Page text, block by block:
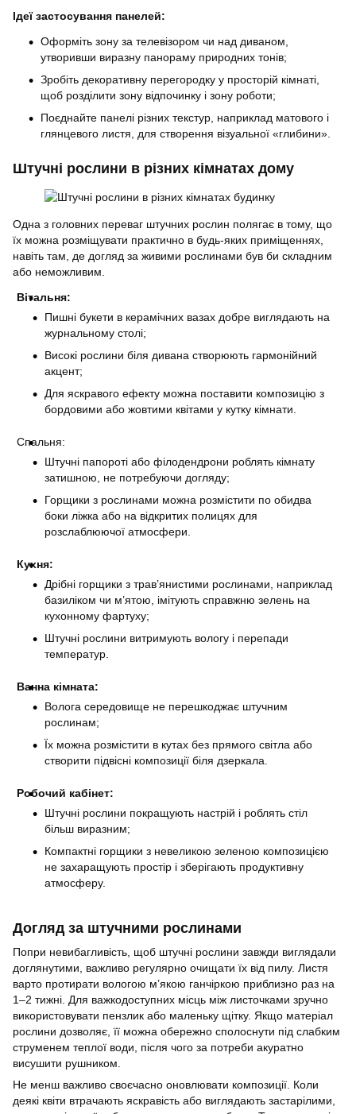
Ідеї застосування панелей:
Оформіть зону за телевізором чи над диваном,
утворивши виразну панораму природних тонів;
Зробіть декоративну перегородку у просторій кімнаті,
щоб розділити зону відпочинку і зону роботи;
Поєднайте панелі різних текстур, наприклад матового і
глянцевого листя, для створення візуальної «глибини».
Штучні рослини в різних кімнатах дому
Одна з головних переваг штучних рослин полягає в тому, що
їх можна розміщувати практично в будь-яких приміщеннях,
навіть там, де догляд за живими рослинами був би складним
або неможливим.
Вітальня:
Пишні букети в керамічних вазах добре виглядають на
журнальному столі;
Високі рослини біля дивана створюють гармонійний
акцент;
Для яскравого ефекту можна поставити композицію з
бордовими або жовтими квітами у кутку кімнати.
Спальня:
Штучні папороті або філодендрони роблять кімнату
затишною, не потребуючи догляду;
Горщики з рослинами можна розмістити по обидва
боки ліжка або на відкритих полицях для
розслаблюючої атмосфери.
Кухня:
Дрібні горщики з трав’янистими рослинами, наприклад
базиліком чи м’ятою, імітують справжню зелень на
кухонному фартуху;
Штучні рослини витримують вологу і перепади
температур.
Ванна кімната:
Волога середовище не перешкоджає штучним
рослинам;
Їх можна розмістити в кутах без прямого світла або
створити підвісні композиції біля дзеркала.
Робочий кабінет:
Штучні рослини покращують настрій і роблять стіл
більш виразним;
Компактні горщики з невеликою зеленою композицією
не захаращують простір і зберігають продуктивну
атмосферу.
Догляд за штучними рослинами
Попри невибагливість, щоб штучні рослини завжди виглядали
доглянутими, важливо регулярно очищати їх від пилу. Листя
варто протирати вологою м’якою ганчіркою приблизно раз на
1–2 тижні. Для важкодоступних місць між листочками зручно
використовувати пензлик або маленьку щітку. Якщо матеріал
рослини дозволяє, її можна обережно сполоснути під слабким
струменем теплої води, після чого за потреби акуратно
висушити рушником.
Не менш важливо своєчасно оновлювати композиції. Коли
деякі квіти втрачають яскравість або виглядають застарілими,